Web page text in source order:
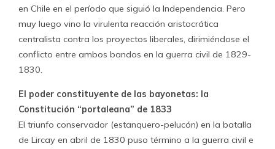
en Chile en el período que siguió la Independencia. Pero
muy luego vino la virulenta reacción aristocrática
centralista contra los proyectos liberales, dirimiéndose el
conflicto entre ambos bandos en la guerra civil de 1829-
1830.
El poder constituyente de las bayonetas: la
Constitución “portaleana” de 1833
El triunfo conservador (estanquero-pelucón) en la batalla
de Lircay en abril de 1830 puso término a la guerra civil e